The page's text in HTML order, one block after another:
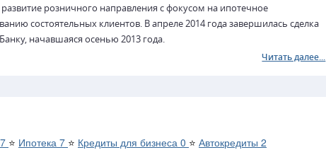
розничного направления с фокусом на ипотечное
состоятельных клиентов. В апреле 2014 года завершилась сделка
начавшаяся осенью 2013 года.
Читать далее...
7 ⭐ Ипотека 7 ⭐ Кредиты для бизнеса 0 ⭐ Автокредиты 2